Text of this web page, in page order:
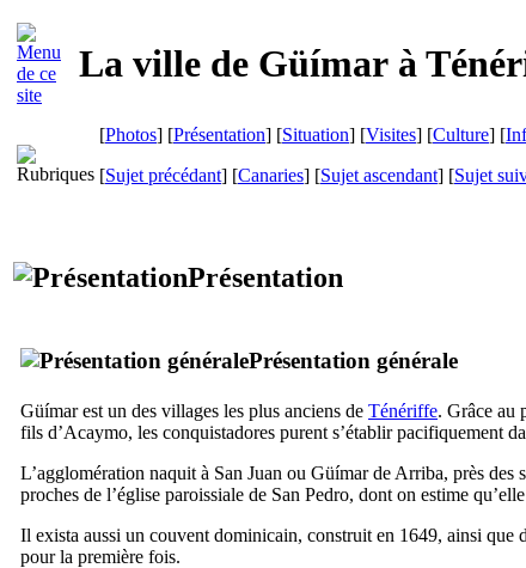
La ville de Güímar à
[Photos] [Présentation] [Situation] [Visites] [Culture] [
[Sujet précédant] [Canaries] [Sujet ascendant] [Sujet
Présentation
Présentation générale
Güímarest un des villages les plus anciens de Ténériffe. Grâce au
fils d’Acaymo, les conquistadores purent s’établir pacifiquement
L’agglomération naquit à San Juan ou Güímar de Arriba, près des
proches de l’église paroissiale de San Pedro, dont on estime
Il exista aussi un couvent dominicain, construit en 1649, ainsi que
pour la première fois.